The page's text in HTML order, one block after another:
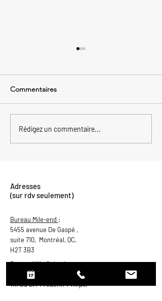
Les règles d’attribution
entre personnes liées
Commentaires
Rédigez un commentaire...
Adresses
(sur rdv seulement)
Bureau Mile-end :
5455 avenue De Gaspé ,
suite 710, Montréal, QC,
H2T 3B3
Bureau Ville Saint-Laurent
1111 Bd Dr.-Frederik-Philips,